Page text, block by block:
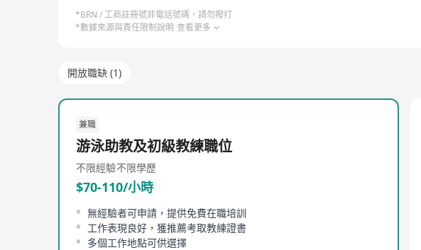
*BRN / 工商註冊號非電話號碼，請勿撥打
*數據來源與責任限制說明 查看更多
開放職缺 (1)
兼職
游泳助教及初級教練職位
不限經驗不限學歷
$70-110/小時
無經驗者可申請，提供免費在職培訓
工作表現良好，獲推薦考取教練證書
多個工作地點可供選擇